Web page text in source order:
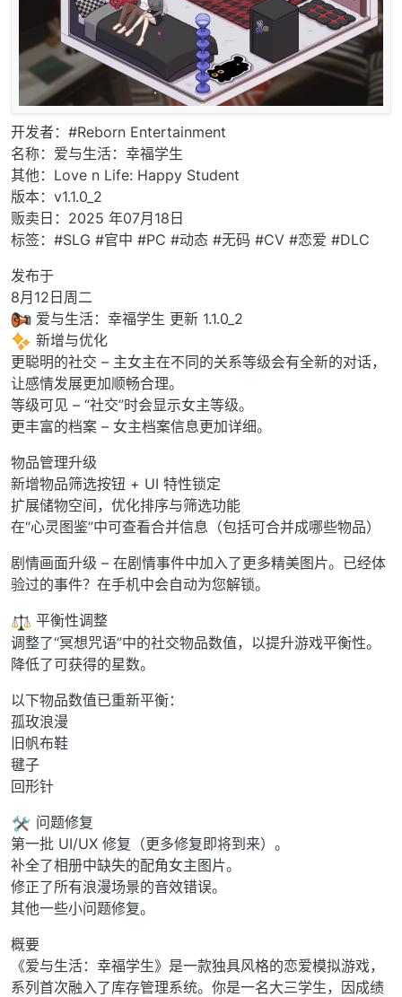
开发者：#Reborn Entertainment
名称：爱与生活：幸福学生
其他：Love n Life: Happy Student
版本：v1.1.0_2
贩卖日：2025 年07月18日
标签：#SLG #官中 #PC #动态 #无码 #CV #恋爱 #DLC
发布于
8月12日周二
爱与生活：幸福学生 更新 1.1.0_2
新增与优化
更聪明的社交 – 主女主在不同的关系等级会有全新的对话，
让感情发展更加顺畅合理。
等级可见 – “社交”时会显示女主等级。
更丰富的档案 – 女主档案信息更加详细。
物品管理升级
新增物品筛选按钮 + UI 特性锁定
扩展储物空间，优化排序与筛选功能
在“心灵图鉴”中可查看合并信息（包括可合并成哪些物品）
剧情画面升级 – 在剧情事件中加入了更多精美图片。已经体
验过的事件？在手机中会自动为您解锁。
️ 平衡性调整
调整了“冥想咒语”中的社交物品数值，以提升游戏平衡性。
降低了可获得的星数。
以下物品数值已重新平衡：
孤玫浪漫
旧帆布鞋
毽子
回形针
问题修复
第一批 UI/UX 修复（更多修复即将到来）。
补全了相册中缺失的配角女主图片。
修正了所有浪漫场景的音效错误。
其他一些小问题修复。
概要
《爱与生活：幸福学生》是一款独具风格的恋爱模拟游戏，
系列首次融入了库存管理系统。你是一名大三学生，因成绩